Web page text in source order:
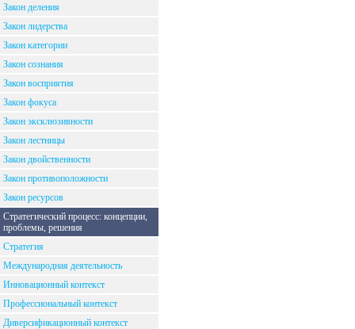
Закон деления
Закон лидерства
Закон категории
Закон сознания
Закон восприятия
Закон фокуса
Закон эксклюзивности
Закон лестницы
Закон двойственности
Закон противоположности
Закон ресурсов
Стратегический процесс: концепции,
проблемы, решения
Стратегия
Международная деятельность
Инновационный контекст
Профессиональный контекст
Диверсификационный контекст